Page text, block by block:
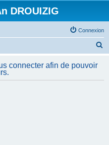
DROUIZIG
Connexion
h
connecter afin de pouvoir